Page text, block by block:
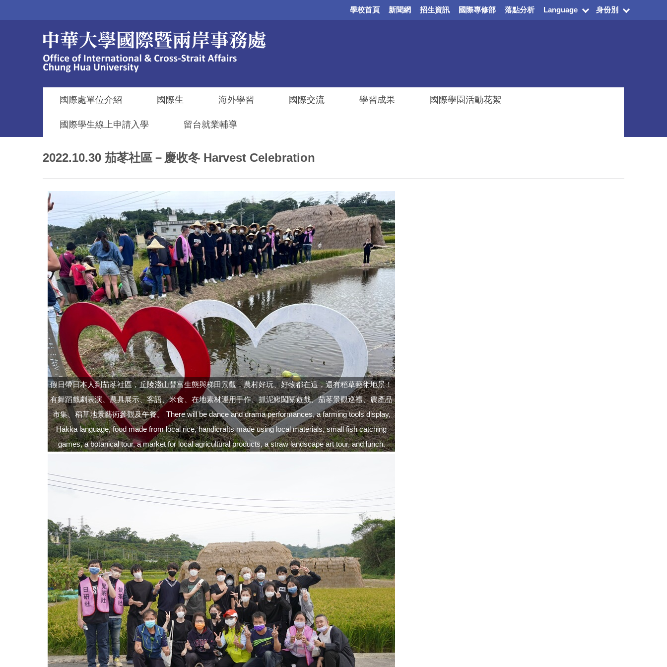
學校首頁 新聞網 招生資訊 國際專修部 落點分析 Language 身份別
國際處單位介紹 國際生 海外學習 國際交流 學習成果 國際學園活動花絮
國際學生線上申請入學 留台就業輔導
2022.10.30 茄苳社區－慶收冬 Harvest Celebration
假日帶日本人到茄苳社區，丘陵淺山豐富生態與梯田景觀，農村好玩、好物都在這，還有稻草藝術地景！
有舞蹈戲劇表演、農具展示、客語、米食、在地素材運用手作、抓泥鰍闖關遊戲、茄苳景觀巡禮、農產品
市集、稻草地景藝術參觀及午餐。 There will be dance and drama performances, a farming tools display,
Hakka language, food made from local rice, handicrafts made using local materials, small fish catching
games, a botanical tour, a market for local agricultural products, a straw landscape art tour, and lunch.